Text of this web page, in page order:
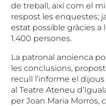
de treball, així com el
respost les enquestes;
estat possible gràcies
1.400 persones.
La patronal anoienca
les conclusions,
recull l’informe el dijous
al Teatre Ateneu
per Joan Maria Morros,